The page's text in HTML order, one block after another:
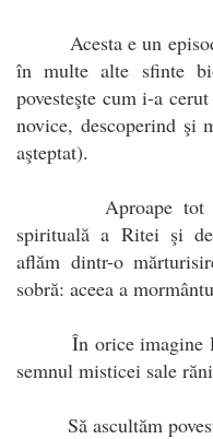
Acesta e un episod
în multe alte sfinte
povesteşte cum i-a
novice, descoperind şi
aşteptat).
Aproape tot ceea
spirituală a Ritei şi
aflăm dintr-o
sobră: aceea a
În orice imagine
semnul misticei sale
Să ascultăm